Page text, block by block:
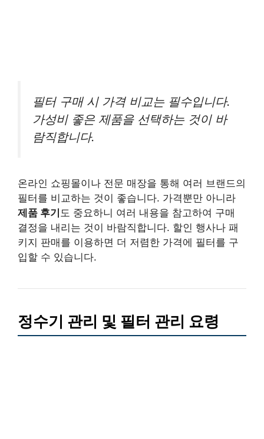
필터 구매 시 가격 비교는 필수입니다.
가성비 좋은 제품을 선택하는 것이 바
람직합니다.
온라인 쇼핑몰이나 전문 매장을 통해 여러 브랜드의
필터를 비교하는 것이 좋습니다. 가격뿐만 아니라
제품 후기 도 중요하니 여러 내용을 참고하여 구매
결정을 내리는 것이 바람직합니다. 할인 행사나 패
키지 판매를 이용하면 더 저렴한 가격에 필터를 구
입할 수 있습니다.
정수기 관리 및 필터 관리 요령